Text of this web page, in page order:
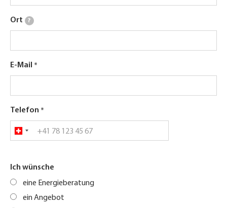
Ort ?
E-Mail
Telefon
Ich wünsche
eine Energieberatung
ein Angebot